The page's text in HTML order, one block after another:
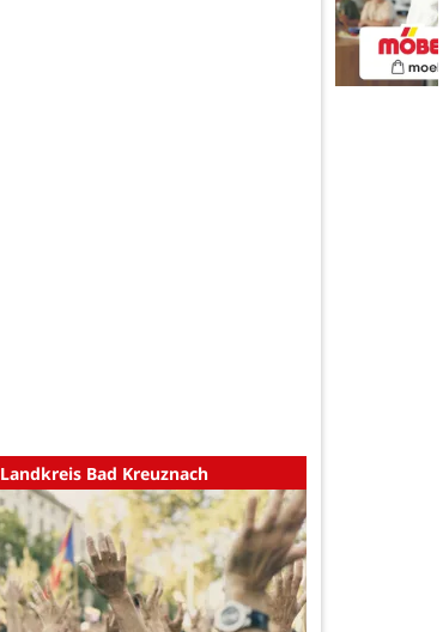
Landkreis Bad Kreuznach